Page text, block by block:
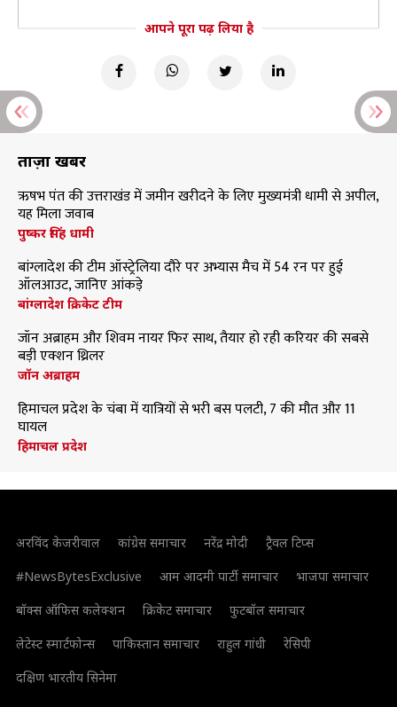
आपने पूरा पढ़ लिया है
ताज़ा खबरें
ऋषभ पंत की उत्तराखंड में जमीन खरीदने के लिए मुख्यमंत्री धामी से अपील,
यह मिला जवाब
पुष्कर सिंह धामी
बांग्लादेश की टीम ऑस्ट्रेलिया दौरे पर अभ्यास मैच में 54 रन पर हुई
ऑलआउट, जानिए आंकड़े
बांग्लादेश क्रिकेट टीम
जॉन अब्राहम और शिवम नायर फिर साथ, तैयार हो रही करियर की सबसे
बड़ी एक्शन थ्रिलर
जॉन अब्राहम
हिमाचल प्रदेश के चंबा में यात्रियों से भरी बस पलटी, 7 की मौत और 11
घायल
हिमाचल प्रदेश
अरविंद केजरीवाल कांग्रेस समाचार नरेंद्र मोदी
ट्रैवल टिप्स
#NewsBytesExclusive
आम आदमी पार्टी समाचार
भाजपा समाचार
बॉक्स ऑफिस कलेक्शन
क्रिकेट समाचार
फुटबॉल समाचार
लेटेस्ट स्मार्टफोन्स
पाकिस्तान समाचार राहुल गांधी
रेसिपी
दक्षिण भारतीय सिनेमा